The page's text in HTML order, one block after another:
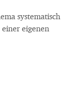
systematisch
eigenen